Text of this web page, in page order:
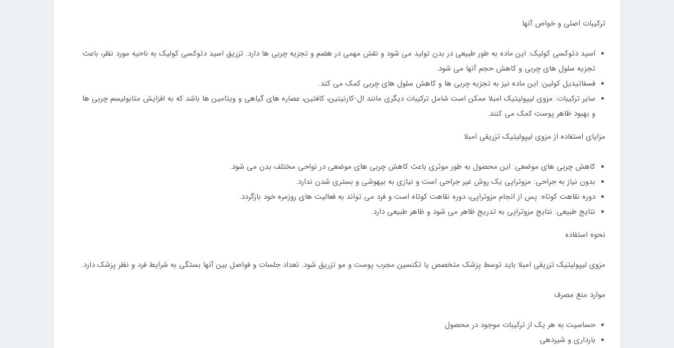
ترکیبات اصلی و خواص آنها
اسید دئوکسی کولیک: این ماده به طور طبیعی در بدن تولید می شود و نقش مهمی در هضم و تجزیه چربی ها دارد. تزریق اسید دئوکسی کولیک به ناحیه مورد نظر، باعث
تجزیه سلول های چربی و کاهش حجم آنها می شود.
فسفاتیدیل کولین: این ماده نیز به تجزیه چربی ها و کاهش سلول های چربی کمک می کند.
سایر ترکیبات: مزوی لیپولیتیک امبلا ممکن است شامل ترکیبات دیگری مانند ال-کارنیتین، کافئین، عصاره های گیاهی و ویتامین ها باشد که به افزایش متابولیسم چربی ها
و بهبود ظاهر پوست کمک می کنند.
مزایای استفاده از مزوی لیپولیتیک تزریقی امبلا
کاهش چربی های موضعی: این محصول به طور موثری باعث کاهش چربی های موضعی در نواحی مختلف بدن می شود.
بدون نیاز به جراحی: مزوتراپی یک روش غیر جراحی است و نیازی به بیهوشی و بستری شدن ندارد.
دوره نقاهت کوتاه: پس از انجام مزوتراپی، دوره نقاهت کوتاه است و فرد می تواند به فعالیت های روزمره خود بازگردد.
نتایج طبیعی: نتایج مزوتراپی به تدریج ظاهر می شود و ظاهر طبیعی دارد.
نحوه استفاده
مزوی لیپولیتیک تزریقی امبلا باید توسط پزشک متخصص یا تکنسین مجرب پوست و مو تزریق شود. تعداد جلسات و فواصل بین آنها بستگی به شرایط فرد و نظر پزشک دارد.
موارد منع مصرف
حساسیت به هر یک از ترکیبات موجود در محصول
بارداری و شیردهی